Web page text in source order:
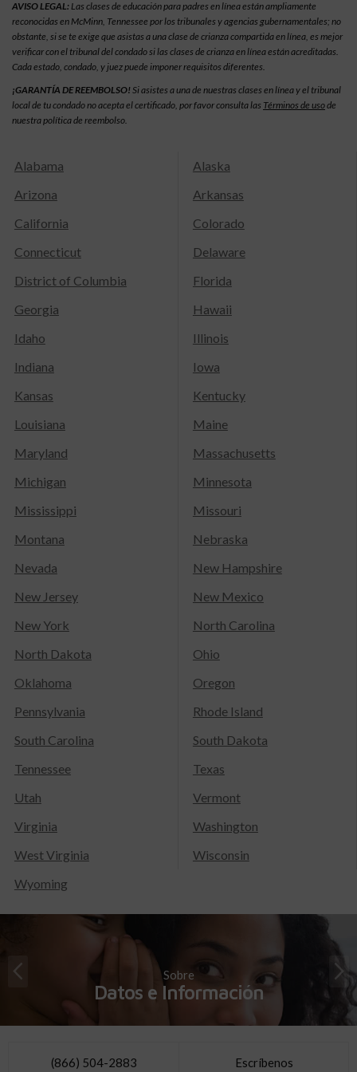
AVISO LEGAL:Las clases de educación para padres en línea están ampliamente
reconocidas en McMinn, Tennessee por los tribunales y agencias gubernamentales; no
obstante, si se te exige que asistas a una clase de crianza compartida en línea, es mejor
verificar con el tribunal del condado si las clases de crianza en línea están acreditadas.
Cada estado, condado, y juez puede imponer requisitos diferentes.
¡GARANTÍA DE REEMBOLSO! Si asistes a una de nuestras clases en línea y el tribunal
local de tu condado no acepta el certificado, por favor consulta las Términos de usode
nuestra política de reembolso.
Alabama
Alaska
Arizona
Arkansas
California
Colorado
Connecticut
Delaware
District of Columbia
Florida
Georgia
Hawaii
Idaho
Illinois
Indiana
Iowa
Kansas
Kentucky
Louisiana
Maine
Maryland
Massachusetts
Michigan
Minnesota
Mississippi
Missouri
Montana
Nebraska
Nevada
New Hampshire
New Jersey
New Mexico
New York
North Carolina
North Dakota
Ohio
Oklahoma
Oregon
Pennsylvania
Rhode Island
South Carolina
South Dakota
Tennessee
Texas
Utah
Vermont
Virginia
Washington
West Virginia
Wisconsin
Wyoming
Sobre
Datos e Información
(866) 504-2883 Escríbenos